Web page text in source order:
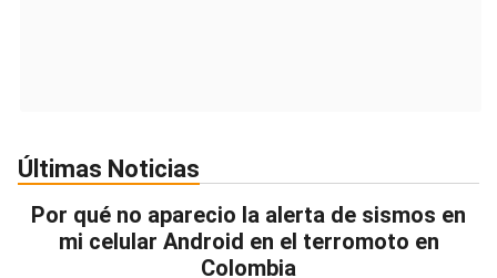
Últimas Noticias
Por qué no aparecio la alerta de sismos en
mi celular Android en el terromoto en
Colombia